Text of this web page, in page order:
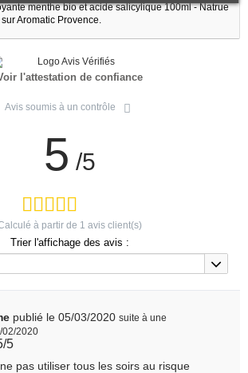
menthe bio et acide salicylique 100ml - Natrue
Aromatic Provence.
l'attestation de confiance
Avis soumis à un contrôle
5 /5
à partir de 1 avis client(s)
Trier l'affichage des avis :
publié le 05/03/2020 suite à une
02/2020
5
pas utiliser tous les soirs au risque